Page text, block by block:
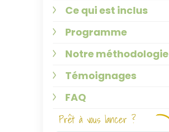
Ce qui est inclus
Programme
Notre méthodologie
Témoignages
FAQ
Prêt à vous lancer ?